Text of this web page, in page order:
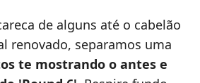
de alguns até o cabelão
renovado, separamos uma
te mostrando o antes e